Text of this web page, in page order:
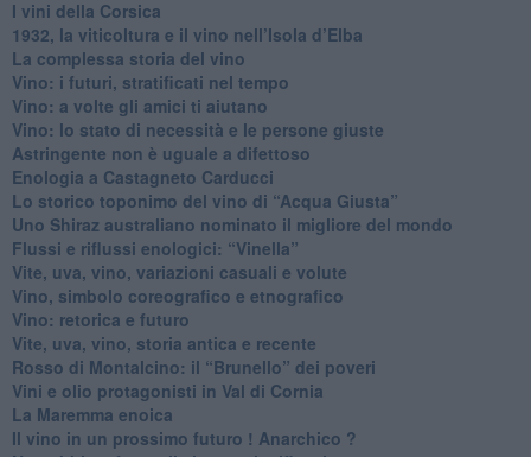
​I vini della Corsica
​1932, la viticoltura e il vino nell’Isola d’Elba
​La complessa storia del vino
​Vino: i futuri, stratificati nel tempo
Vino: a volte gli amici ti aiutano
Vino: lo stato di necessità e le persone giuste
​Astringente non è uguale a difettoso
Enologia a Castagneto Carducci
Lo storico toponimo del vino di “Acqua Giusta”
Uno Shiraz australiano nominato il migliore del mondo
​Flussi e riflussi enologici: “Vinella”
Vite, uva, vino, variazioni casuali e volute
Vino, simbolo coreografico e etnografico
​Vino: retorica e futuro
​Vite, uva, vino, storia antica e recente
​Rosso di Montalcino: il “Brunello” dei poveri
Vini e olio protagonisti in Val di Cornia
​La Maremma enoica
Il vino in un prossimo futuro ! Anarchico ?